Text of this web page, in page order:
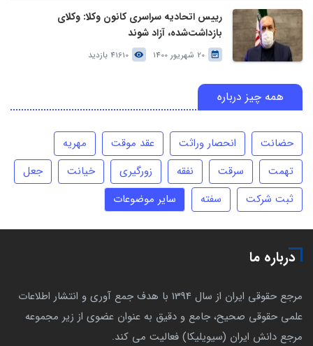
رییس اتحادیه سراسری کانون وکلا: وکلای
بازداشت‌شده، آزاد شوند
20 شهریور 1400 41610 بازدید
همه چیز درباره
حضانت انحصار وراثت عقد موقت
مهریه
تهمت
سرقت نفقه زورگیری خیانت
جعل
ثبت شرکت
سفته سایر موضوعات
درباره ما
مرجع حقوقی ایران از سال 1394 با هدف جمع آوری و انتشار اطلاعات
علمی حقوقی صحیح، جامع و دقیق به عنوان عضوی از زیر مجموعه
مرجع دانش ایران (سیویلیکا) فعالیت می کند.